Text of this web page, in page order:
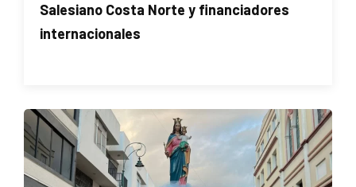
Salesiano Costa Norte y financiadores
internacionales